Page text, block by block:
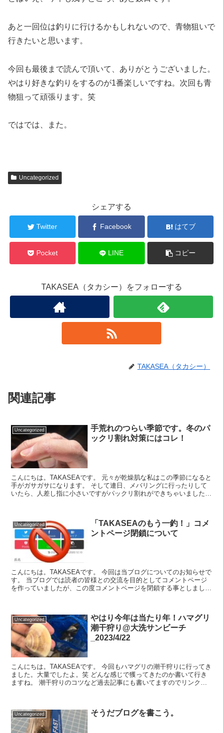
あと一回位は釣りに行けるかもしれないので、青物狙いで
行きたいと思います。
今回も最後まで読んで頂いて、ありがとうございました。
やはり好きな釣りをするのが1番楽しいですね。次回も青
物狙って頑張ります。笑
ではでは、また。
Uncategorized
シェアする
Twitter Facebook はてブ
Pocket LINE コピー
TAKASEA（タカシー）をフォローする
TAKASEA（タカシー）
関連記事
Uncategorized
手荒れのつらい季節です。冬のパ
ックリ割れ対策にはコレ！
こんにちは。TAKASEAです。 元々が乾燥肌な私はこの季節になると
手がガサガサになります。 そして連日、メバリングに行ったりして
いたら、人差し指に小さいですがパックリ割れができちゃいました。
Uncategorized
「TAKASEAのもう一釣！」コメ
ントページ閉鎖について
こんにちは。TAKASEAです。 今回は当ブログについてのお知らせで
す。 当ブログでは読者の皆様との交流を目的としてコメントページ
を作っていましたが、この度コメントページを閉鎖する事としまし
Uncategorized
やはり今年は当たり年！ハマグリ
潮干狩り@大洗サンビーチ
_2023/4/22
こんにちは。TAKASEAです。 今回もハマグリの潮干狩りに行ってき
ました。大量でしたよ。笑 どんな感じで獲ってきたのか書いて行き
ますね。 潮干狩りのコツなど過去記事にも書いてますのでリンクを
Uncategorized そうだブログを書こう。